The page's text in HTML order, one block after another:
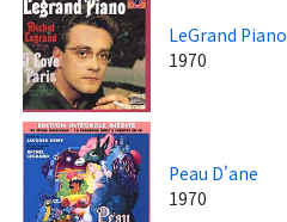
LeGrand Piano
1970
Peau D'ane
1970